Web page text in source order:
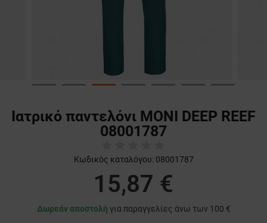
Ιατρικό παντελόνι MONI DEEP REEF
08001787
Κωδικός καταλόγου: 08001787
15,87 €
Δωρεάν αποστολή για παραγγελίες άνω των 100 €